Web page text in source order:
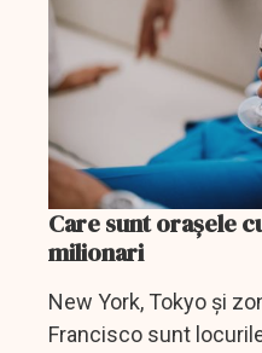
Care sunt orașele
milionari
New York, Tokyo și
Francisco sunt